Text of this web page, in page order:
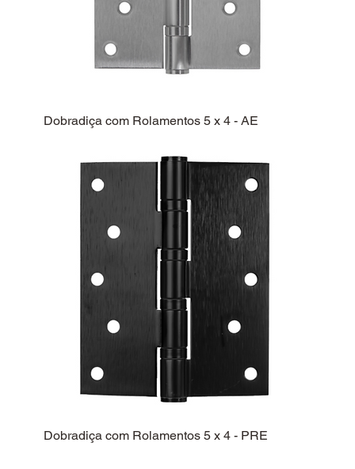
Dobradiça com Rolamentos 5 x 4 - AE
Dobradiça com Rolamentos 5 x 4 - PRE